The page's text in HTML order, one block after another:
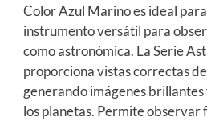
Color Azul Marino es ideal
instrumento versátil para
como astronómica. La Serie
proporciona vistas correctas
generando imágenes brillantes
los planetas. Permite observar